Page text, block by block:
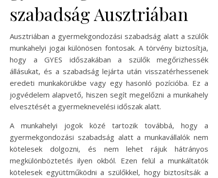
szabadság Ausztriában
Ausztriában a gyermekgondozási szabadság alatt a szülők
munkahelyi jogai különösen fontosak. A törvény biztosítja,
hogy a GYES időszakában a szülők megőrizhessék
állásukat, és a szabadság lejárta után visszatérhessenek
eredeti munkakörükbe vagy egy hasonló pozícióba. Ez a
jogvédelem alapvető, hiszen segít megelőzni a munkahely
elvesztését a gyermeknevelési időszak alatt.
A munkahelyi jogok közé tartozik továbbá, hogy a
gyermekgondozási szabadság alatt a munkavállalók nem
kötelesek dolgozni, és nem lehet rájuk hátrányos
megkülönböztetés ilyen okból. Ezen felül a munkáltatók
kötelesek együttműködni a szülőkkel, hogy biztosítsák a